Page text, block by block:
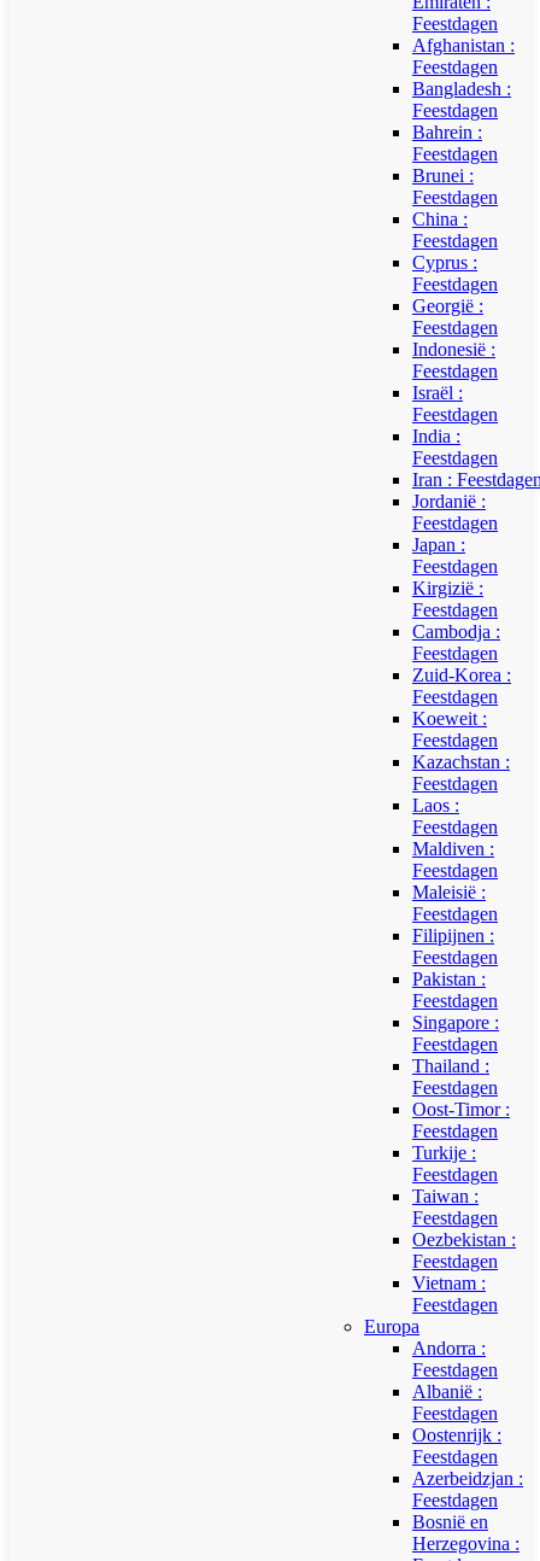
Feestdagen
Afghanistan :
Feestdagen
Bangladesh :
Feestdagen
Bahrein :
Feestdagen
Brunei :
Feestdagen
China :
Feestdagen
Cyprus :
Feestdagen
Georgië :
Feestdagen
Indonesië :
Feestdagen
Israël :
Feestdagen
India :
Feestdagen
Iran :
Jordanië :
Feestdagen
Japan :
Feestdagen
Kirgizië :
Feestdagen
Cambodja :
Feestdagen
Zuid-Korea :
Feestdagen
Koeweit :
Feestdagen
Kazachstan :
Feestdagen
Laos :
Feestdagen
Maldiven :
Feestdagen
Maleisië :
Feestdagen
Filipijnen :
Feestdagen
Pakistan :
Feestdagen
Singapore :
Feestdagen
Thailand :
Feestdagen
Oost-Timor :
Feestdagen
Turkije :
Feestdagen
Taiwan :
Feestdagen
Oezbekistan :
Feestdagen
Vietnam :
Feestdagen
Europa
Andorra :
Feestdagen
Albanië :
Feestdagen
Oostenrijk :
Feestdagen
Azerbeidzjan :
Feestdagen
Bosnië en
Herzegovina :